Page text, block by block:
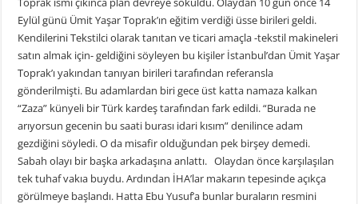
Eylül günü Ümit Yaşar Toprak’ın eğitim verdiği üsse birileri geldi.
Kendilerini Tekstilci olarak tanıtan ve ticari amaçla -tekstil makineleri
satın almak için- geldiğini söyleyen bu kişiler İstanbul’dan Ümit Yaşar
Toprak’ı yakından tanıyan birileri tarafından referansla
gönderilmişti. Bu adamlardan biri gece üst katta namaza kalkan
“Zaza” künyeli bir Türk kardeş tarafından fark edildi. “Burada ne
arıyorsun gecenin bu saati burası idari kısım” denilince adam
gezdiğini söyledi. O da misafir olduğundan pek birşey demedi.
Sabah olayı bir başka arkadaşına anlattı. Olaydan önce karşılaşılan
tek tuhaf vakıa buydu. Ardından İHA’lar makarın tepesinde açıkça
görülmeye başlandı. Hatta Ebu Yusuf’a bunlar buraların resmini